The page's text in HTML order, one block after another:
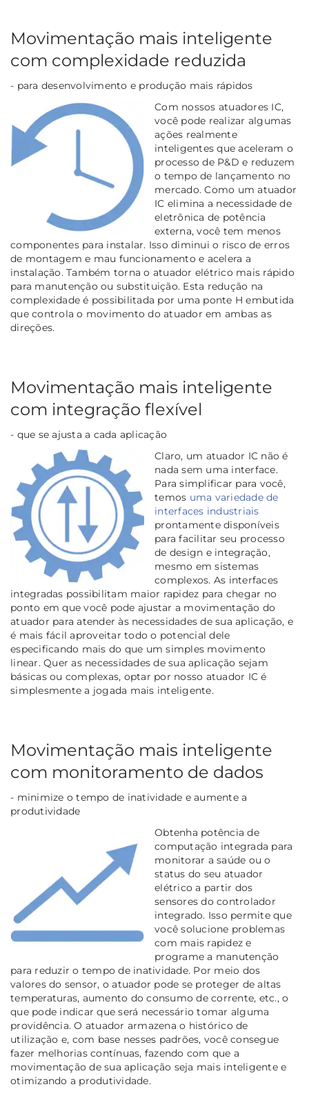
Movimentação mais inteligente
com complexidade reduzida
- para desenvolvimento e produção mais rápidos
Com nossos atuadores IC,
você pode realizar algumas
ações realmente
inteligentes que aceleram o
processo de P&D e reduzem
o tempo de lançamento no
mercado. Como um atuador
IC elimina a necessidade de
eletrônica de potência
externa, você tem menos
componentes para instalar. Isso diminui o risco de erros
de montagem e mau funcionamento e acelera a
instalação. Também torna o atuador elétrico mais rápido
para manutenção ou substituição. Esta redução na
complexidade é possibilitada por uma ponte H embutida
que controla o movimento do atuador em ambas as
direções.
Movimentação mais inteligente
com integração flexível
- que se ajusta a cada aplicação
Claro, um atuador IC não é
nada sem uma interface.
Para simplificar para você,
temos uma variedade de
interfaces industriais
prontamente disponíveis
para facilitar seu processo
de design e integração,
mesmo emsistemas
complexos. As interfaces
integradas possibilitam maior rapidez para chegar no
ponto em que você pode ajustar a movimentação do
atuador para atender às necessidades de sua aplicação, e
é mais fácil aproveitar todo o potencial dele
especificando mais do que um simples movimento
linear. Quer as necessidades de sua aplicação sejam
básicas ou complexas, optar por nosso atuador IC é
simplesmente a jogada mais inteligente.
Movimentação mais inteligente
com monitoramento de dados
- minimize o tempo de inatividade e aumente a
produtividade
Obtenha potência de
computação integrada para
monitorar a saúde ou o
status do seu atuador
elétrico a partir dos
sensores do controlador
integrado. Isso permite que
você solucione problemas
com mais rapidez e
programe a manutenção
para reduzir o tempo de inatividade. Por meio dos
valores do sensor, o atuador pode se proteger de altas
temperaturas, aumento do consumo de corrente, etc., o
que pode indicar que será necessário tomar alguma
providência. O atuador armazena o histórico de
utilização e, com base nesses padrões, você consegue
fazer melhorias contínuas, fazendo com que a
movimentação de sua aplicação seja mais inteligente e
otimizando a produtividade.